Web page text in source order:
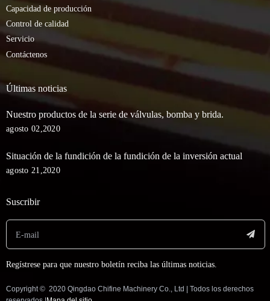
Capacidad de producción
Control de calidad
Servicio
Contáctenos
Últimas noticias
Nuestro productos de la serie de válvulas, bomba y brida.
agosto 02,2020
Situación de la fundición de la fundición de la inversión actual
agosto 21,2020
Suscribir
Regístrese para que nuestro boletín reciba las últimas noticias.
Copyright © ️ 2020 Qingdao Chifine Machinery Co., Ltd | Todos los derechos